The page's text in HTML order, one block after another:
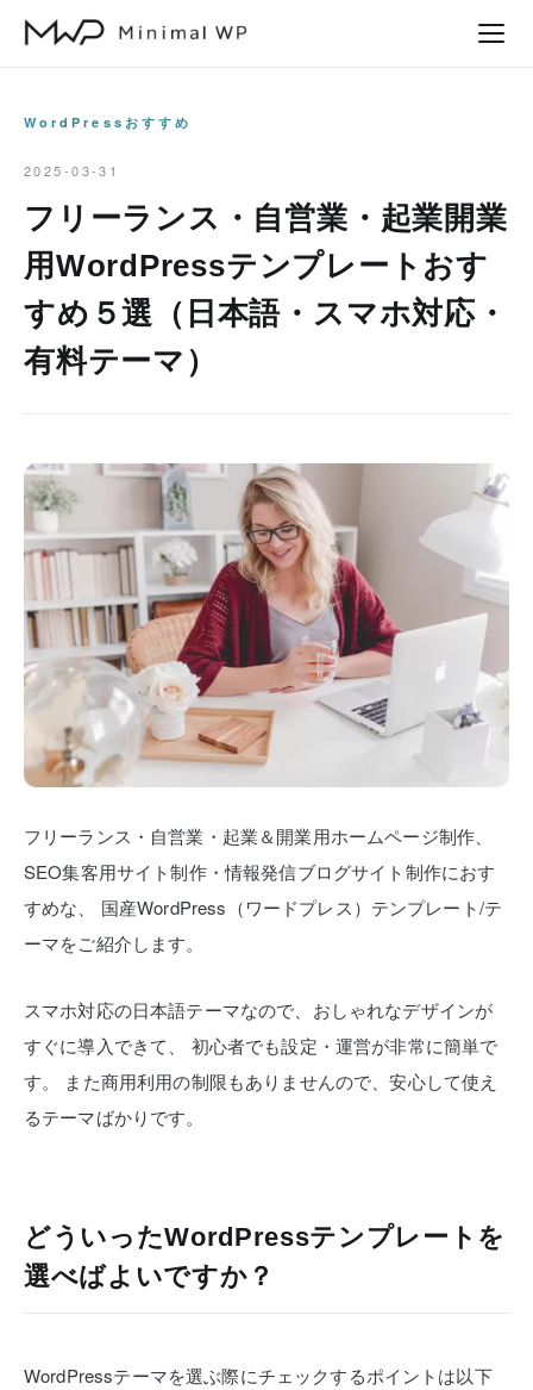
WordPressおすすめ
2025-03-31
フリーランス・自営業・起業開業
用WordPressテンプレートおす
すめ５選（日本語・スマホ対応・
有料テーマ）
フリーランス・自営業・起業＆開業用ホームページ制作、
SEO集客用サイト制作・情報発信ブログサイト制作におす
すめな、
国産WordPress（ワードプレス）テンプレート/テ
ーマをご紹介します。
スマホ対応の日本語テーマなので、おしゃれなデザインが
すぐに導入できて、
初心者でも設定・運営が非常に簡単で
す。
また商用利用の制限もありませんので、安心して使え
るテーマばかりです。
どういったWordPressテンプレートを
選べばよいですか？
WordPressテーマを選ぶ際にチェックするポイントは以下